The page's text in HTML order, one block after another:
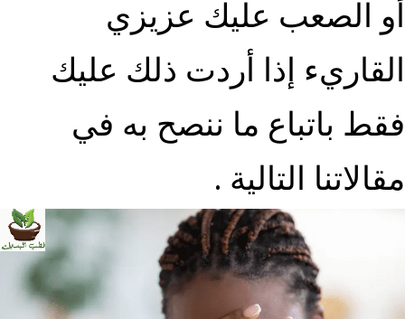
أو الصعب عليك عزيزي
القاريء إذا أردت ذلك عليك
فقط باتباع ما ننصح به في
مقالاتنا التالية .